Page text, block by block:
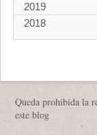
2019
2018
Queda prohibida la
este blog